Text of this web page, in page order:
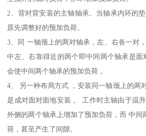
2、背对背安装的主轴轴承。当轴承内环的
原先调整好的预加负荷。
3、同 一轴颈上的两对轴承，左、右各一对
中左、右靠得近的两个即中间两个轴承是
会使中间两个轴承的预加负荷 。
4、 另一种布局方式 ，安装同一轴颈上的两
是成对面对面地安装 。 工作时主轴由于温
外侧的两个轴承上增加了预加负荷，而 中间
荷，甚至产生了间隙。